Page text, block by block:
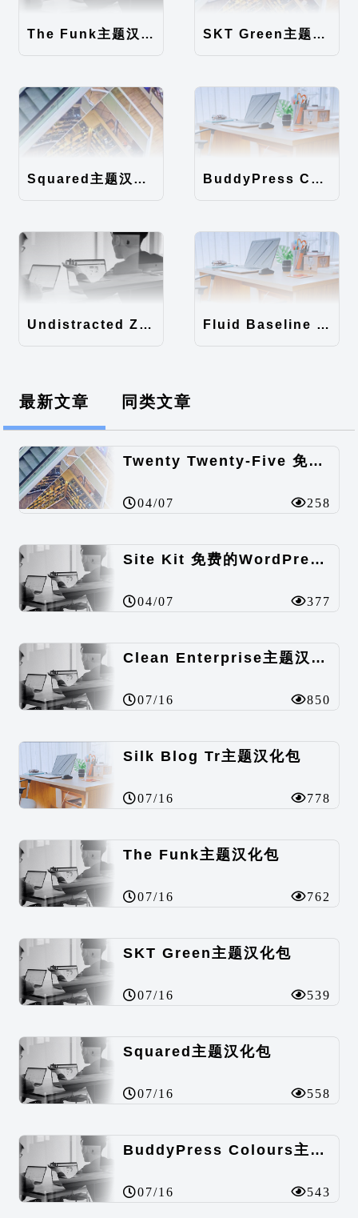
The Funk主题汉化包 SKT Green主题汉化包
Squared主题汉化包 BuddyPress Colours主题汉化包
Undistracted Zen主题汉化包 Fluid Baseline Grid主题汉化包
最新文章 同类文章
Twenty Twenty-Five 免费的WordPress内容主题
04/07 258
Site Kit 免费的WordPress数据统计插件
04/07 377
Clean Enterprise主题汉化包
07/16 850
Silk Blog Tr主题汉化包
07/16 778
The Funk主题汉化包
07/16 762
SKT Green主题汉化包
07/16 539
Squared主题汉化包
07/16 558
BuddyPress Colours主题汉化包
07/16 543